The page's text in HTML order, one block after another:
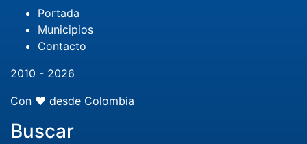
Portada
Municipios
Contacto
2010 - 2026
Con ❤️ desde Colombia
Buscar